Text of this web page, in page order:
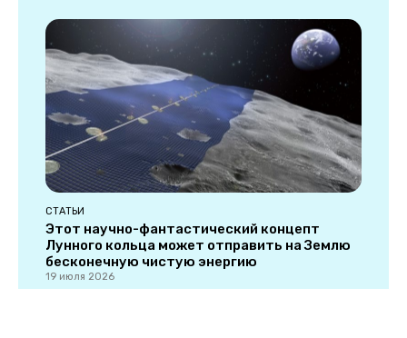
СТАТЬИ
Этот научно-фантастический концепт
Лунного кольца может отправить на Землю
бесконечную чистую энергию
19 июля 2026